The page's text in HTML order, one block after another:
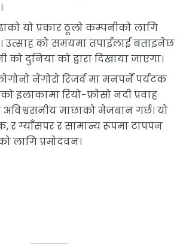
यो प्रकार ठूलो कम्पनीको लागि
उत्साह को समयमा तपाईंलाई बताइनेछ
को दुनिया को द्वारा दिखाया जाएगा।
नेगोरो रिजर्व मा मनपर्ने पर्यटक
इलाकामा रियो-फ्रोसो नदी प्रवाह
माछाको मेजबान गर्छ। यो
र ग्याँसपर र सामान्य रूपमा टापपन
लागि प्रमोदवन।